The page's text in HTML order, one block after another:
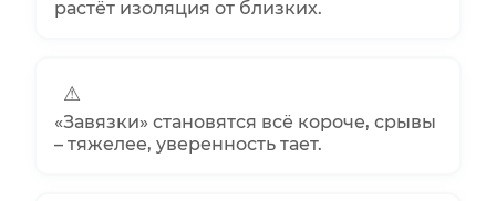
растёт изоляция от близких.
⚠
«Завязки» становятся всё короче, срывы
– тяжелее, уверенность тает.